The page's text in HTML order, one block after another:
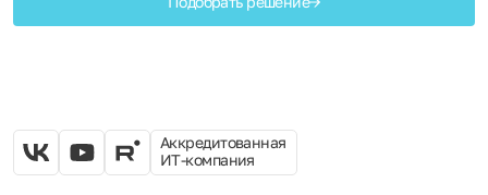
Аккредитованная
ИТ-компания